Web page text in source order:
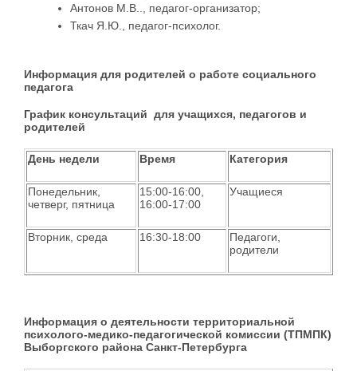
Антонов М.В.., педагог-организатор;
Ткач Я.Ю., педагог-психолог.
Информация для родителей о работе социального
педагога
График консультаций для учащихся, педагогов и
родителей
День недели Время Категория
Понедельник,
четверг, пятница
15:00-16:00,
16:00-17:00
Учащиеся
Вторник, среда 16:30-18:00
Педагоги,
родители
Информация о деятельности территориальной
психолого-медико-педагогической комиссии (ТПМПК)
Выборгского района Санкт-Петербурга